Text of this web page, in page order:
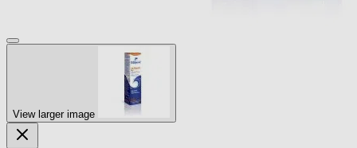
View larger image